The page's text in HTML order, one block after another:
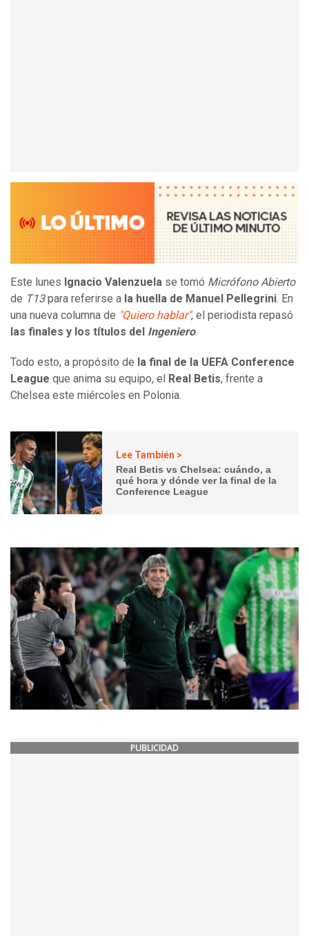
Este lunes Ignacio Valenzuela se tomó Micrófono Abierto
de T13para referirse a la huella de Manuel Pellegrini. En
una nueva columna de "Quiero hablar", el periodista repasó
las finales y los títulos del Ingeniero.
Todo esto, a propósito de la final de la UEFA Conference
League que anima su equipo, el Real Betis, frente a
Chelsea este miércoles en Polonia.
Lee También >
Real Betis vs Chelsea: cuándo, a
qué hora y dónde ver la final de la
Conference League
PUBLICIDAD